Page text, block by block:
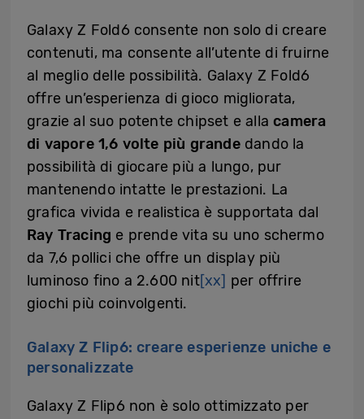
Galaxy Z Fold6 consente non solo di creare
contenuti, ma consente all’utente di fruirne
al meglio delle possibilità. Galaxy Z Fold6
offre un’esperienza di gioco migliorata,
grazie al suo potente chipset e alla camera
di vapore 1,6 volte più grandedando la
possibilità di giocare più a lungo, pur
mantenendo intatte le prestazioni. La
grafica vivida e realistica è supportata dal
Ray Tracing e prende vita su uno schermo
da 7,6 pollici che offre un display più
luminoso fino a 2.600 nit[xx] per offrire
giochi più coinvolgenti.
Galaxy Z Flip6: creare esperienze uniche e
personalizzate
Galaxy Z Flip6 non è solo ottimizzato per